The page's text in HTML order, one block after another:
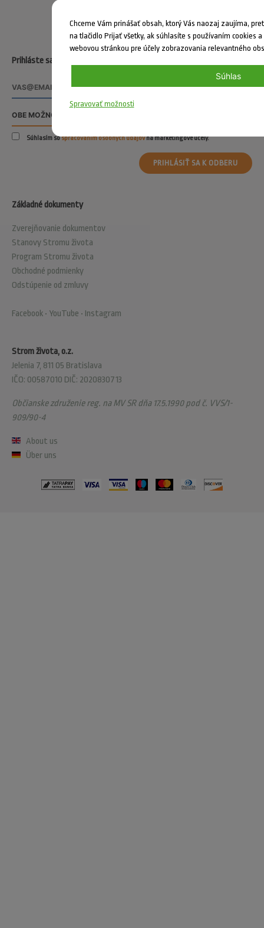
Strom života, o.z.
Jelenia 7, 811 05 Bratislava
IČO: 00587010 DIČ: 2020830713
Občianske združenie reg. na MV SR dňa 17.5.1990 pod č. VVS/1-
909/90-4
About us
Über uns
Základné dokumenty
Zverejňovanie dokumentov
Stanovy Stromu života
Program Stromu života
Obchodné podmienky
Odstúpenie od zmluvy
Facebook • YouTube • Instagram
Prihláste sa pre odber noviniek od Stromákov
Súhlasím sospracovaním osobných údajovna marketingové účely.
PRIHLÁSIŤ SA K ODBERU
Chceme Vám prinášať obsah, ktorý Vás naozaj zaujíma,
na tlačidlo Prijať všetky, ak súhlasíte s používaním cookies
webovou stránkou pre účely zobrazovania relevantného
Súhlas
Spravovať možnosti